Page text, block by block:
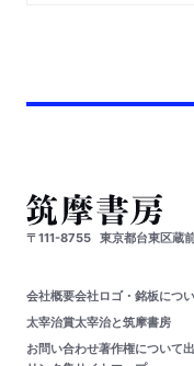
〒111-8755 東京都台東区蔵
会社概要会社ロゴ・銘板につ
太宰治賞太宰治と筑摩書房
お問い合わせ著作権について